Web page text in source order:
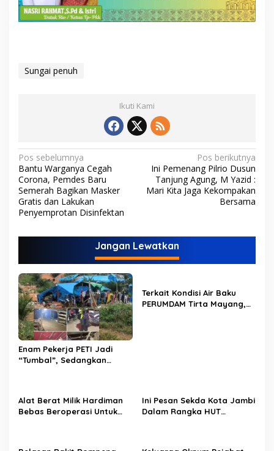
Sungai penuh
Ikuti Kami
N
a
v
i
s
i
p
o
s
Pos sebelumnya
Bantu Warganya Cegah
Corona, Pemdes Baru
Semerah Bagikan Masker
Gratis dan Lakukan
Penyemprotan Disinfektan
Pos berikutnya
Ini Pemenang Pilrio Dusun
Tanjung Agung, M Yazid :
Mari Kita Jaga Kekompakan
Bersama
Jangan Lewatkan
Enam Pekerja PETI Jadi
“Tumbal”, Sedangkan
Terkait Kondisi Air Baku
PERUMDAM Tirta Mayang,
Alat Berat Milik Hardiman
Bebas Beroperasi Untuk
Ini Pesan Sekda Kota Jambi
Dalam Rangka HUT